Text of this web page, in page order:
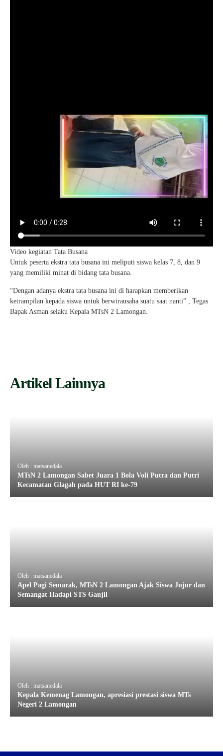
Video kegiatan Tata Busana
Untuk peserta ekstra tata busana ini meliputi siswa kelas 7, 8, dan 9
yang memiliki minat di bidang tata busana.
“Dengan adanya ekstra tata busana ini di harapkan memberikan
ketrampilan kepada siswa untuk berwirausaha suatu saat nanti” , Tegas
Bapak Asman selaku Kepala MTsN 2 Lamongan.
Artikel Lainnya
Oleh : matsanedala
MTsN 2 Lamongan Sabet Juara 1 Bola Voli Putra dan Putri
Kecamatan Glagah pada HUT RI ke-79
Oleh : matsanedala
Apel Pagi Semarak, MTsN 2 Lamongan Ajak Siswa Jujur dan
Semangat Hadapi STS Ganjil
Oleh : matsanedala
Kepala Kemenag Lamongan, apresiasi prestasi siswa MTs
Negeri 2 Lamongan